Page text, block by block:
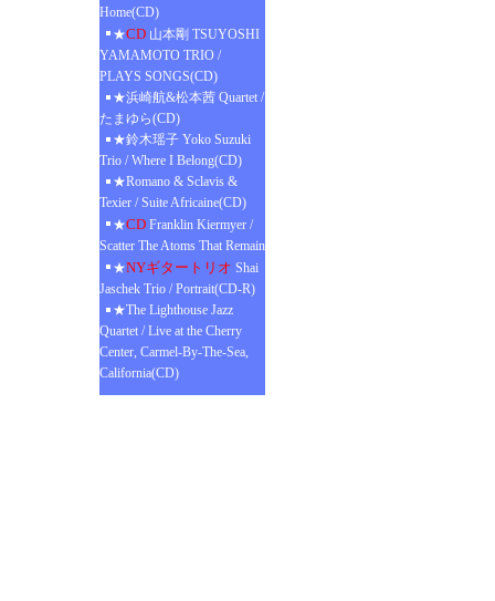
Home(CD)
★CD 山本剛 TSUYOSHI
YAMAMOTO TRIO /
PLAYS SONGS(CD)
★浜崎航&松本茜 Quartet /
たまゆら(CD)
★鈴木瑶子 Yoko Suzuki
Trio / Where I Belong(CD)
★Romano & Sclavis &
Texier / Suite Africaine(CD)
★CD Franklin Kiermyer /
Scatter The Atoms That Remain
★NYギタートリオ Shai
Jaschek Trio / Portrait(CD-R)
★The Lighthouse Jazz
Quartet / Live at the Cherry
Center, Carmel-By-The-Sea,
California(CD)